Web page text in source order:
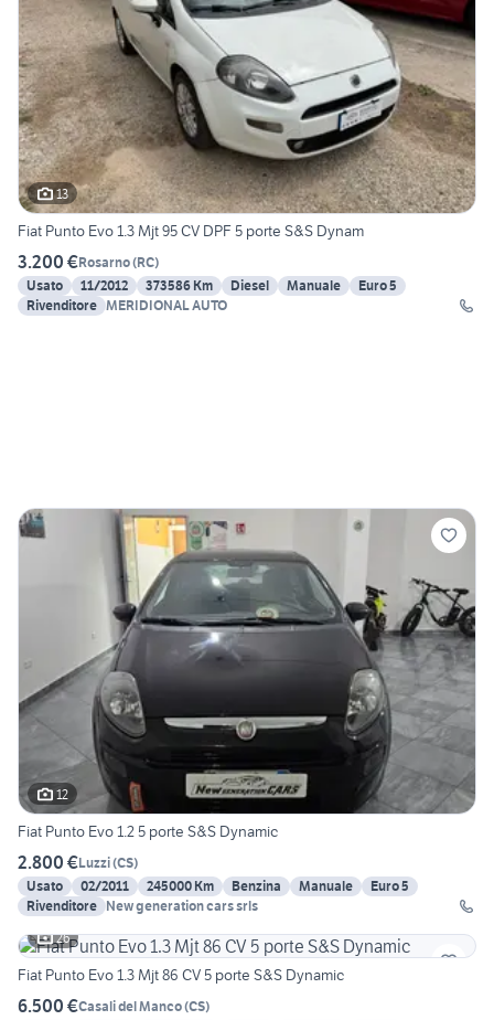
13
Fiat Punto Evo 1.3 Mjt 95 CV DPF 5 porte S&S Dynam
3.200 €Rosarno(RC)
Usato
11/2012 373586 Km Diesel Manuale
Euro 5
Rivenditore MERIDIONAL AUTO
12
Fiat Punto Evo 1.2 5 porte S&S Dynamic
2.800 €Luzzi(CS)
Usato
02/2011 245000 Km Benzina Manuale
Euro 5
Rivenditore New generation cars srls
26
Fiat Punto Evo 1.3 Mjt 86 CV 5 porte S&S Dynamic
6.500 €Casali del Manco(CS)